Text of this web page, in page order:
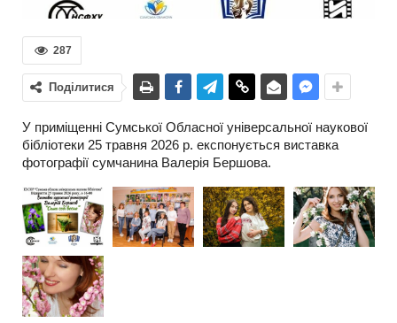
287
Поділитися
У приміщенні Сумської Обласної універсальної наукової
бібліотеки 25 травня 2026 р. експонується виставка
фотографії сумчанина Валерія Бершова.